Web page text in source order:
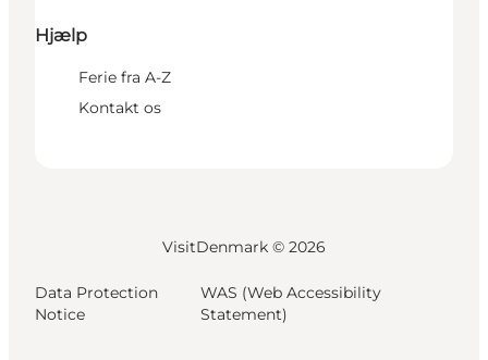
Hjælp
Ferie fra A-Z
Kontakt os
VisitDenmark © 2026
Data Protection
Notice
WAS (Web Accessibility
Statement)